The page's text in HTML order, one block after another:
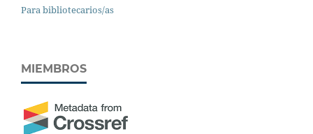
Para bibliotecarios/as
MIEMBROS